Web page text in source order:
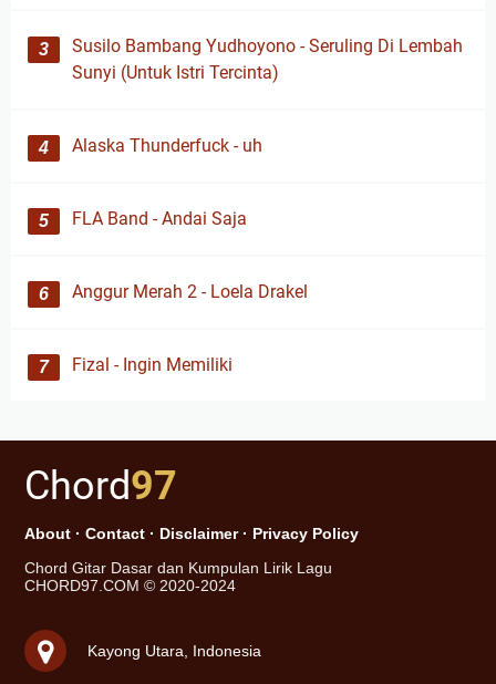
Susilo Bambang Yudhoyono - Seruling Di Lembah
Sunyi (Untuk Istri Tercinta)
Alaska Thunderfuck - uh
FLA Band - Andai Saja
Anggur Merah 2 - Loela Drakel
Fizal - Ingin Memiliki
Chord97
About · Contact · Disclaimer· Privacy Policy
Chord Gitar Dasar dan Kumpulan Lirik Lagu
CHORD97.COM © 2020-2024
Kayong Utara, Indonesia